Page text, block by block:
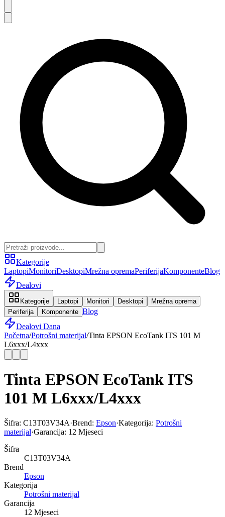
Kategorije
LaptopiMonitoriDesktopiMrežna opremaPeriferijaKomponenteBlog
Dealovi
Kategorije Laptopi Monitori Desktopi
Mrežna oprema
Periferija
Komponente Blog
Dealovi Dana
Početna/Potrošni materijal/Tinta EPSON EcoTank ITS 101 M
L6xxx/L4xxx
Tinta EPSON EcoTank ITS
101 M L6xxx/L4xxx
Šifra: C13T03V34A·Brend: Epson·Kategorija: Potrošni
materijal·Garancija: 12 Mjeseci
Šifra
C13T03V34A
Brend
Epson
Kategorija
Potrošni materijal
Garancija
12 Mjeseci